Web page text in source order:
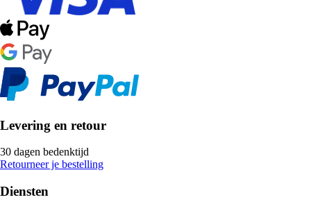
Levering en retour
30 dagen bedenktijd
Retourneer je bestelling
Diensten